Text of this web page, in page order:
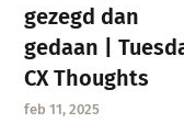
gezegd dan
gedaan |
CX Thoughts
feb 11, 2025